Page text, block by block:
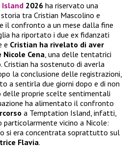
2026 ha riservato una
tra Cristian Mascolino e
il confronto a un mese dalla fine
ha riportato i due ex fidanzati
e Cristian ha rivelato di aver
Nicole Cena, una delle tentatrici
Cristian ha sostenuto di averla
la conclusione delle registrazioni,
a sentirla due giorni dopo e di non
delle proprie scelte sentimentali
ha alimentato il confronto
a Temptation Island, infatti,
particolarmente vicino a Nicole:
si era concentrata soprattutto sul
Flavia.